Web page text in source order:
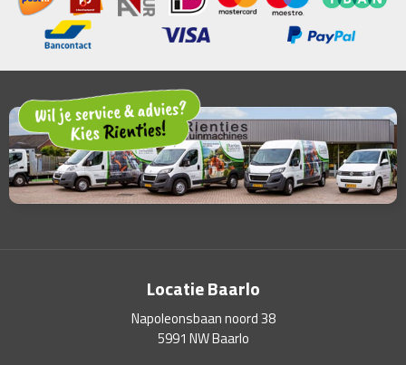
Locatie Baarlo
Napoleonsbaan noord 38
5991 NW Baarlo